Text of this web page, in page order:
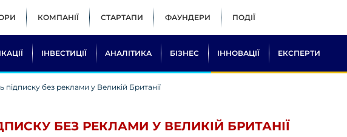
КОМПАНІЇ СТАРТАПИ ФАУНДЕРИ ПОДІЇ
ІНВЕСТИЦІЇ АНАЛІТИКА БІЗНЕС ІННОВАЦІЇ ЕКСПЕРТИ
підписку без реклами у Великій Британії
БЕЗ РЕКЛАМИ У ВЕЛИКІЙ БРИТАНІЇ